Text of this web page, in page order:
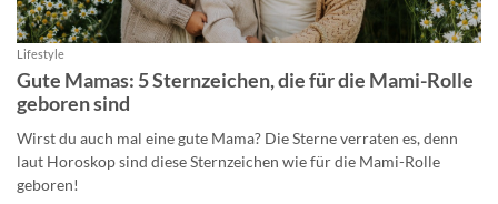
Lifestyle
Gute Mamas: 5 Sternzeichen, die für die Mami-Rolle
geboren sind
Wirst du auch mal eine gute Mama? Die Sterne verraten es, denn
laut Horoskop sind diese Sternzeichen wie für die Mami-Rolle
geboren!